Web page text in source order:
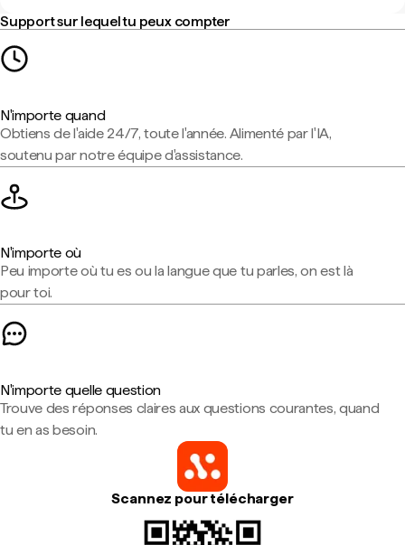
Support sur lequel tu peux compter
N'importe quand
Obtiens de l'aide 24/7, toute l'année. Alimenté par l'IA,
soutenu par notre équipe d'assistance.
N'importe où
Peu importe où tu es ou la langue que tu parles, on est là
pour toi.
N'importe quelle question
Trouve des réponses claires aux questions courantes, quand
tu en as besoin.
Scannez pour télécharger